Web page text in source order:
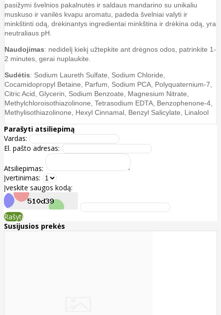
pasižymi švelnios pakalnutės ir saldaus mandarino su unikaliu
muskuso ir vanilės kvapu aromatu, padeda švelniai valyti ir
minkštinti odą, drėkinantys ingredientai minkština ir drėkina odą, yra
neutraliaus pH.
Naudojimas: nedidelį kiekį užtepkite ant drėgnos odos, patrinkite 1-
2 minutes, gerai nuplaukite.
Sudėtis: Sodium Laureth Sulfate, Sodium Chloride,
Cocamidopropyl Betaine, Parfum, Sodium PCA, Polyquaternium-7,
Citric Acid, Glycerin, Sodium Benzoate, Magnesium Nitrate,
Methylchloroisothiazolinone, Tetrasodium EDTA, Benzophenone-4,
Methylisothiazolinone, Hexyl Cinnamal, Benzyl Salicylate, Linalool
Parašyti atsiliepimą
Vardas:
El. pašto adresas:
Atsiliepimas:
Įvertinimas:
Įveskite saugos kodą:
Rašyti
Susijusios prekės